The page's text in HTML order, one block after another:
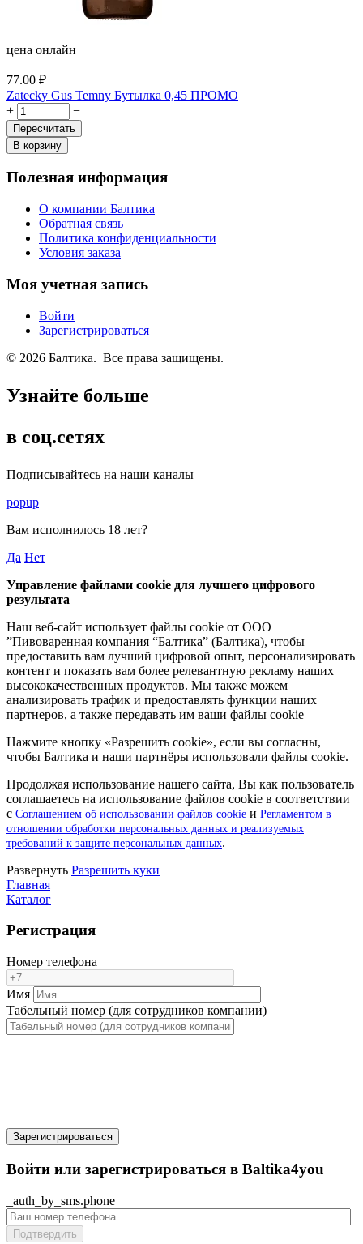
цена онлайн
77.00 ₽
Zatecky Gus Temny Бутылка 0,45 ПРОМО
+
−
Пересчитать
В корзину
Полезная информация
О компании Балтика
Обратная связь
Политика конфиденциальности
Условия заказа
Моя учетная запись
Войти
Зарегистрироваться
© 2026 Балтика. Все права защищены.
Узнайте больше
в соц.сетях
Подписывайтесь на наши каналы
popup
Вам исполнилось 18 лет?
Да Нет
Управление файлами cookie для лучшего цифрового
результата
Наш веб-сайт использует файлы cookie от ООО
”Пивоваренная компания “Балтика” (Балтика), чтобы
предоставить вам лучший цифровой опыт, персонализировать
контент и показать вам более релевантную рекламу наших
высококачественных продуктов. Мы также можем
анализировать трафик и предоставлять функции наших
партнеров, а также передавать им ваши файлы cookie
Нажмите кнопку «Разрешить cookie», если вы согласны,
чтобы Балтика и наши партнёры использовали файлы cookie.
Продолжая использование нашего сайта, Вы как пользователь
соглашаетесь на использование файлов cookie в соответствии
с Соглашением об использовании файлов cookie и Регламентом в
отношении обработки персональных данных и реализуемых
требований к защите персональных данных.
Pазвернуть Разрешить куки
Главная
Каталог
Регистрация
Номер телефона
Имя
Табельный номер (для сотрудников компании)
Зарегистрироваться
Войти или зарегистрироваться в Baltika4you
_auth_by_sms.phone
Подтвердить